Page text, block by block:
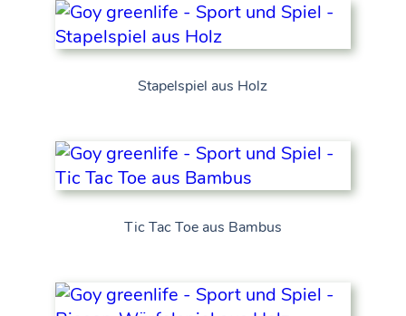
Stapelspiel aus Holz
Tic Tac Toe aus Bambus